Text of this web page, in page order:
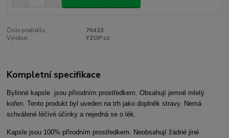
Číslo produktu:
70423
Výrobce:
YZOP.cz
Kompletní specifikace
Bylinné kapsle jsou přírodním prostředkem. Obsahují jemně mletý
kořen. Tento produkt byl uveden na trh jako doplněk stravy. Nemá
schválené léčivé účinky a nejedná se o lék.
Kapsle jsou 100% přírodním prostředkem. Neobsahují žádné jiné